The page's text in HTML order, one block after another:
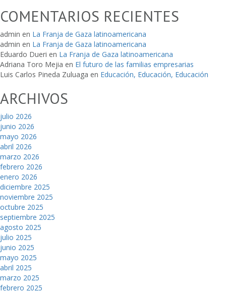
COMENTARIOS RECIENTES
admin en La Franja de Gaza latinoamericana
admin en La Franja de Gaza latinoamericana
Eduardo Dueri en La Franja de Gaza latinoamericana
Adriana Toro Mejia en El futuro de las familias empresarias
Luis Carlos Pineda Zuluaga en Educación, Educación, Educación
ARCHIVOS
julio 2026
junio 2026
mayo 2026
abril 2026
marzo 2026
febrero 2026
enero 2026
diciembre 2025
noviembre 2025
octubre 2025
septiembre 2025
agosto 2025
julio 2025
junio 2025
mayo 2025
abril 2025
marzo 2025
febrero 2025